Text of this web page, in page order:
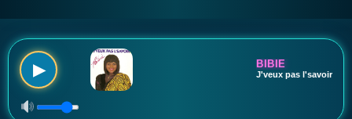
▶ BIBIE
J'veux pas l'savoir